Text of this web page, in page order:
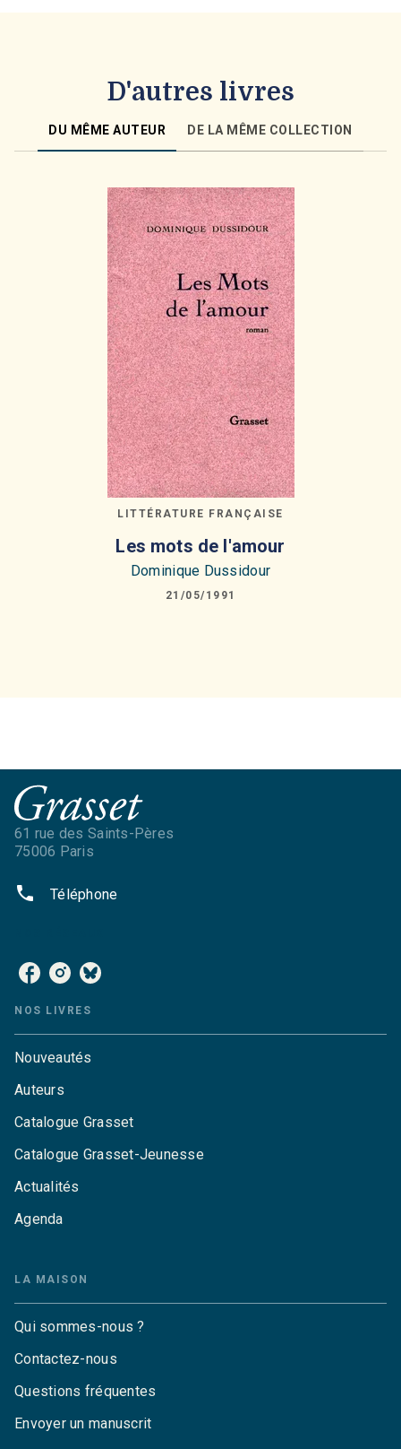
D'autres livres
DU MÊME AUTEUR DE LA MÊME COLLECTION
LITTÉRATURE FRANÇAISE
Les mots de l'amour
Dominique Dussidour
21/05/1991
61 rue des Saints-Pères
75006 Paris
phone Téléphone
NOS LIVRES
Nouveautés
Auteurs
Catalogue Grasset
Catalogue Grasset-Jeunesse
Actualités
Agenda
LA MAISON
Qui sommes-nous ?
Contactez-nous
Questions fréquentes
Envoyer un manuscrit